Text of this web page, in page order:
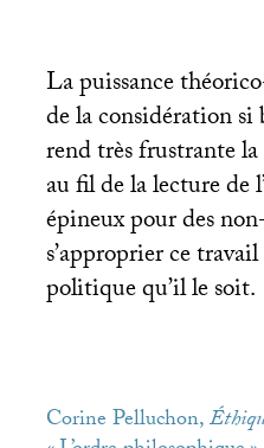
La puissance
de la considération
rend très frustrante
au fil de la lecture de
épineux pour des
s’approprier ce
politique qu’il le soit.
Corine Pelluchon,